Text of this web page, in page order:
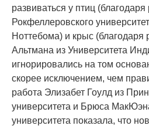
развиваться у птиц (благодаря
Рокфеллеровского
Ноттебома) и крыс
Альтмана из Университета
игнорировались на том
скорее исключением, чем
работа Элизабет Гоулд из
университета и Брюса
университета показала, что